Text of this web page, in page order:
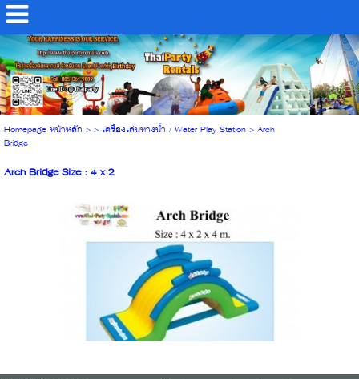
Homepage หน้าหลัก > > เครื่องเล่นทางน้ำ / Water Play Station> Arch
Bridge
Arch Bridge Size : 4 x 2